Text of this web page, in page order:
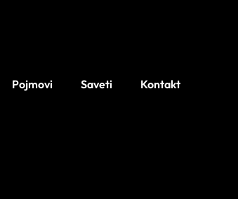
Pojmovi Saveti Kontakt